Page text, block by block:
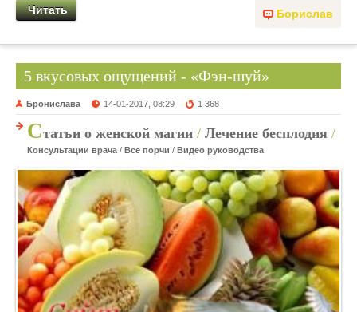
Борислав
Читать
5 вкусовых ощущений - «Фэн-шуй»
Бронислава 14-01-2017, 08:29 1 368
Статьи о женской магии / Лечение бесплодия /
Консультации врача / Все порчи / Видео руководства